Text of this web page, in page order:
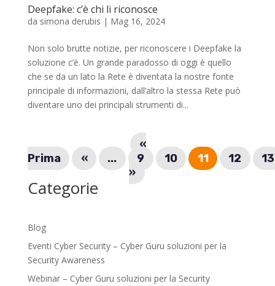
Deepfake: c’è chi li riconosce
da simona derubis | Mag 16, 2024
Non solo brutte notizie, per riconoscere i Deepfake la
soluzione c’è. Un grande paradosso di oggi è quello
che se da un lato la Rete è diventata la nostre fonte
principale di informazioni, dall’altro la stessa Rete può
diventare uno dei principali strumenti di...
«
Prima
« ... 9 10 11 12
13
»
Categorie
Blog
Eventi Cyber Security – Cyber Guru soluzioni per la
Security Awareness
Webinar – Cyber Guru soluzioni per la Security